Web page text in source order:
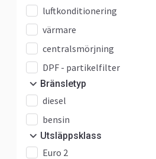
luftkonditionering
värmare
centralsmörjning
DPF - partikelfilter
Bränsletyp
diesel
bensin
Utsläppsklass
Euro 2